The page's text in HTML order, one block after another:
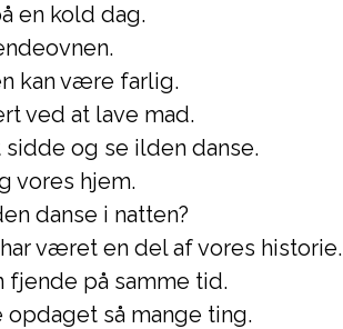
en kold dag.
kan være farlig.
ved at lave mad.
og se ilden danse.
vores hjem.
danse i natten?
været en del af vores historie.
fjende på samme tid.
så mange ting.